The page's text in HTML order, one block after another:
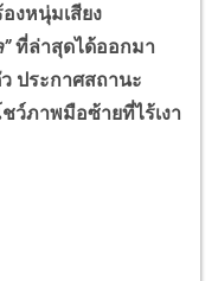
หนุ่มเสียง
ที่ล่าสุดได้ออกมา
ประกาศสถานะ
ว์ภาพมือซ้ายที่ไร้เงา